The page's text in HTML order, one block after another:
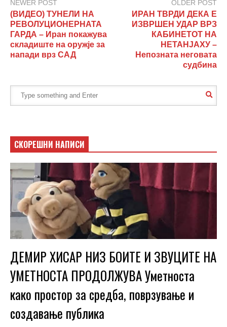
NEWER POST
(ВИДЕО) ТУНЕЛИ НА
РЕВОЛУЦИОНЕРНАТА
ГАРДА – Иран покажува
складиште на оружје за
напади врз САД
OLDER POST
ИРАН ТВРДИ ДЕКА Е
ИЗВРШЕН УДАР ВРЗ
КАБИНЕТОТ НА
НЕТАНЈАХУ –
Непозната неговата
судбина
СКОРЕШНИ НАПИСИ
ДЕМИР ХИСАР НИЗ БОИТЕ И ЗВУЦИТЕ НА
УМЕТНОСТА ПРОДОЛЖУВА Уметноста
како простор за средба, поврзување и
создавање публика